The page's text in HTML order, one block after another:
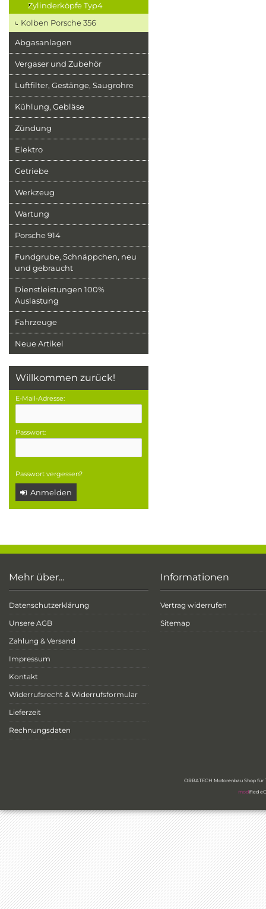
Zylinderköpfe Typ4
Kolben Porsche 356
Abgasanlagen
Vergaser und Zubehör
Luftfilter, Gestänge, Saugrohre
Kühlung, Gebläse
Zündung
Elektro
Getriebe
Werkzeug
Wartung
Porsche 914
Fundgrube, Schnäppchen, neu
und gebraucht
Dienstleistungen 100%
Auslastung
Fahrzeuge
Neue Artikel
Willkommen zurück!
E-Mail-Adresse:
Passwort:
Passwort vergessen?
Anmelden
Mehr über...
Datenschutzerklärung
Unsere AGB
Zahlung & Versand
Impressum
Kontakt
Widerrufsrecht & Widerrufsformular
Lieferzeit
Rechnungsdaten
Informationen
Vertrag widerrufen
Sitemap
ORRATECH Motorenbau Shop für
modified